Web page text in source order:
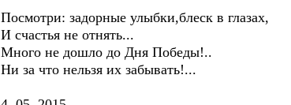
Посмотри: задорные улыбки,блеск в глазах,
И счастья не отнять...
Много не дошло до Дня Победы!..
Ни за что нельзя их забывать!...